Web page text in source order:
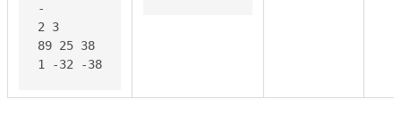
-
2 3
89 25 38
1 -32 -38